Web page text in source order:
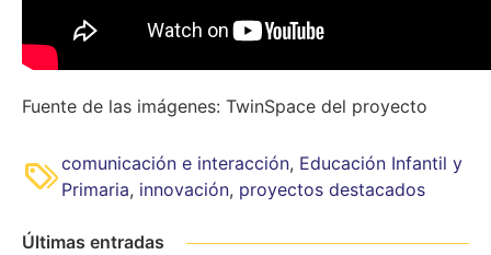
Fuente de las imágenes: TwinSpace del proyecto
comunicación e interacción, Educación Infantil y
Primaria, innovación, proyectos destacados
Últimas entradas